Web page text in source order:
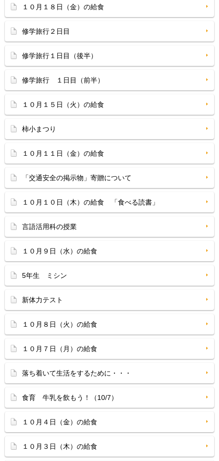
１０月１８日（金）の給食
修学旅行２日目
修学旅行１日目（後半）
修学旅行 １日目（前半）
１０月１５日（火）の給食
柿小まつり
１０月１１日（金）の給食
「交通安全の掲示物」寄贈について
１０月１０日（木）の給食 「食べる読書」
言語活用科の授業
１０月９日（水）の給食
5年生 ミシン
新体力テスト
１０月８日（火）の給食
１０月７日（月）の給食
落ち着いて生活をするために・・・
食育 牛乳を飲もう！（10/7）
１０月４日（金）の給食
１０月３日（木）の給食